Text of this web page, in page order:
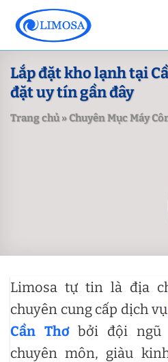
content
Lắp đặt kho lạnh tại
đặt uy tín gần đây
Trang chủ»Chuyên Mục Máy
Limosa tự tin là địa
chuyên cung cấp dịch vụ
Cần Thơbởi đội ngũ
chuyên môn, giàu